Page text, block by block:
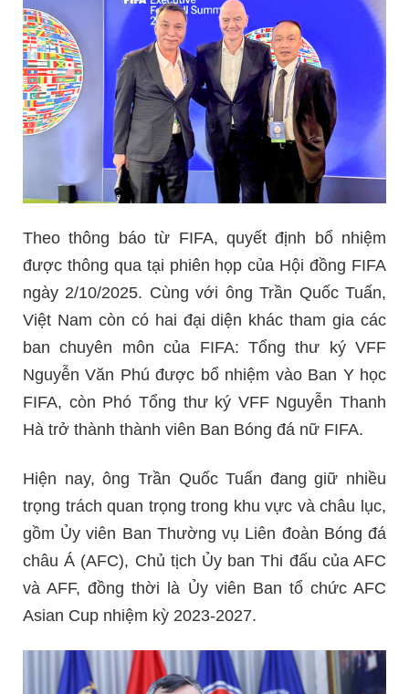
Theo thông báo từ FIFA, quyết định bổ nhiệm
được thông qua tại phiên họp của Hội đồng FIFA
ngày 2/10/2025. Cùng với ông Trần Quốc Tuấn,
Việt Nam còn có hai đại diện khác tham gia các
ban chuyên môn của FIFA: Tổng thư ký VFF
Nguyễn Văn Phú được bổ nhiệm vào Ban Y học
FIFA, còn Phó Tổng thư ký VFF Nguyễn Thanh
Hà trở thành thành viên Ban Bóng đá nữ FIFA.
Hiện nay, ông Trần Quốc Tuấn đang giữ nhiều
trọng trách quan trọng trong khu vực và châu lục,
gồm Ủy viên Ban Thường vụ Liên đoàn Bóng đá
châu Á (AFC), Chủ tịch Ủy ban Thi đấu của AFC
và AFF, đồng thời là Ủy viên Ban tổ chức AFC
Asian Cup nhiệm kỳ 2023-2027.